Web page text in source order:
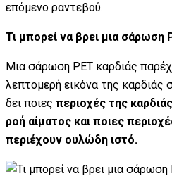
επόμενο ραντεβού.
Τι μπορεί να βρει μια σάρωση
Μια σάρωση PET καρδιάς
λεπτομερή εικόνα της καρδιάς
δει ποιες περιοχές της
ροή αίματος και ποιες
περιέχουν ουλώδη ιστό.